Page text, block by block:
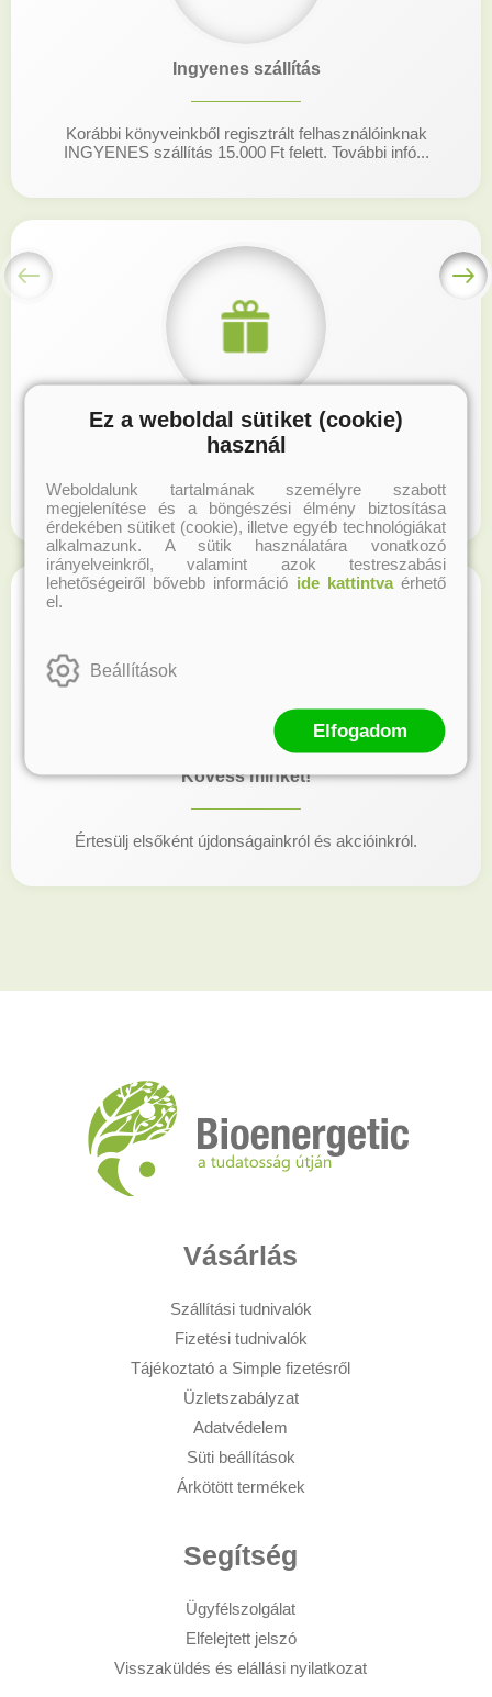
Ingyenes szállítás
Korábbi könyveinkből regisztrált felhasználóinknak
INGYENES szállítás 15.000 Ft felett. További infó...
Hűségprogram
Regisztrálj honlapunkon és gyűjtsd a hűségpontokat!
Kövess minket!
Értesülj elsőként újdonságainkról és akcióinkról.
Vásárlás
Szállítási tudnivalók
Fizetési tudnivalók
Tájékoztató a Simple fizetésről
Üzletszabályzat
Adatvédelem
Süti beállítások
Árkötött termékek
Segítség
Ügyfélszolgálat
Elfelejtett jelszó
Visszaküldés és elállási nyilatkozat
Ez a weboldal sütiket (cookie)
használ
Weboldalunk tartalmának személyre szabott
megjelenítése és a böngészési élmény biztosítása
érdekében sütiket (cookie), illetve egyéb technológiákat
alkalmazunk. A sütik használatára vonatkozó
irányelveinkről, valamint azok testreszabási
lehetőségeiről bővebb információ ide kattintvaérhető
el.
Beállítások
Elfogadom